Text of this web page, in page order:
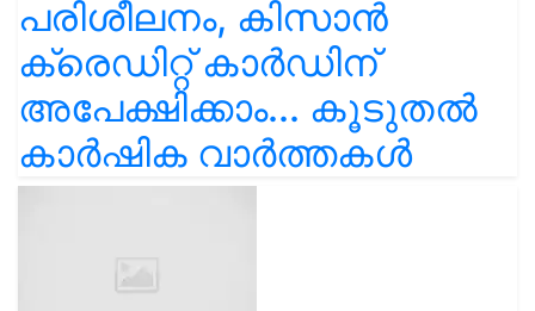
പരിശീലനം, കിസാൻ
ക്രെഡിറ്റ് കാർഡിന്
അപേക്ഷിക്കാം... കൂടുതൽ
കാർഷിക വാർത്തകൾ